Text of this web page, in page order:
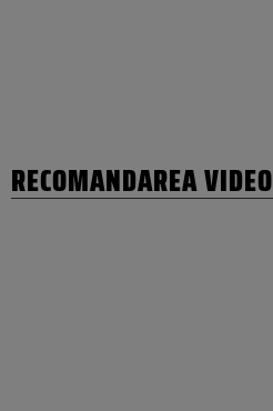
RECOMANDAREA VIDEO